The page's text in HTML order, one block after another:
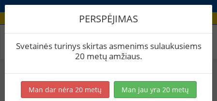
Receptas / Elvice Juice clone UPDATE
Virimai (1)
BeerXML
PERSPĖJIMAS
Svetainės turinys skirtas asmenims sulaukusiems
20 metų amžiaus.
Man dar nėra 20 metų Man jau yra 20 metų